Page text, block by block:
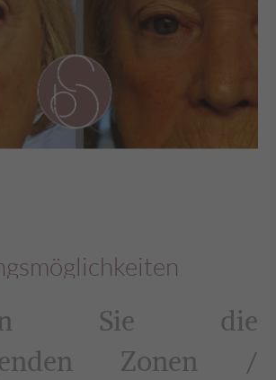
Sie die
Zonen /